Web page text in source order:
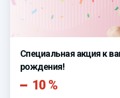
Специальная акция к
рождения!
10 %